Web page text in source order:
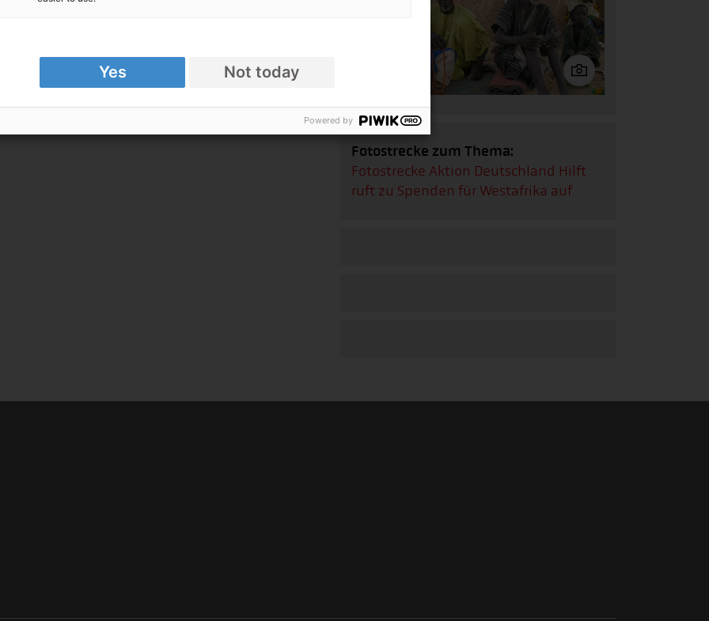
Fotostrecke zum Thema:
Fotostrecke Aktion Deutschland Hilft
ruft zu Spenden für Westafrika auf
Yes Not today
Powered by